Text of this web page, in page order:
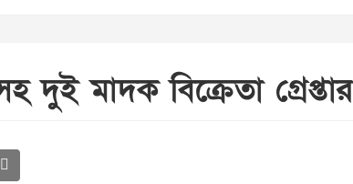
দুই মাদক বিক্রেতা গ্রেপ্তার